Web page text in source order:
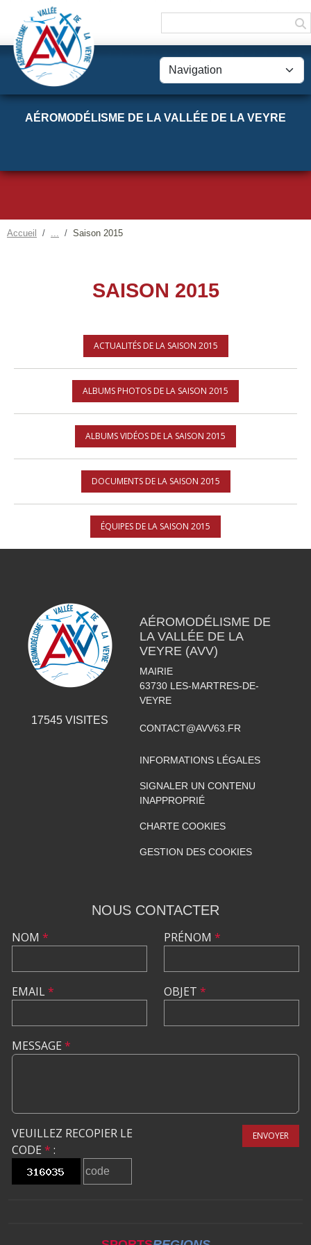
AÉROMODÉLISME DE LA VALLÉE DE LA VEYRE
Accueil Saison 2015
SAISON 2015
ACTUALITÉS DE LA SAISON 2015
ALBUMS PHOTOS DE LA SAISON 2015
ALBUMS VIDÉOS DE LA SAISON 2015
DOCUMENTS DE LA SAISON 2015
ÉQUIPES DE LA SAISON 2015
17545VISITES
AÉROMODÉLISME DE
LA VALLÉE DE LA
VEYRE (AVV)
MAIRIE
63730 LES-MARTRES-DE-
VEYRE
CONTACT@AVV63.FR
INFORMATIONS LÉGALES
SIGNALER UN CONTENU
INAPPROPRIÉ
CHARTE COOKIES
GESTION DES COOKIES
NOUS CONTACTER
NOM *
EMAIL*
PRÉNOM *
OBJET *
MESSAGE *
VEUILLEZ RECOPIER LE
CODE * :
ENVOYER
Panneau de gestion des cookies